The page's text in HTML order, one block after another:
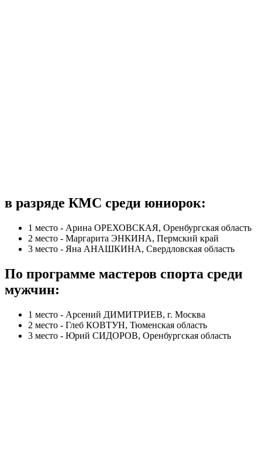
в разряде КМС среди юниорок:
1 место - Арина ОРЕХОВСКАЯ, Оренбургская область
2 место - Маргарита ЭНКИНА, Пермский край
3 место - Яна АНАШКИНА, Свердловская область
По программе мастеров спорта среди
мужчин:
1 место - Арсений ДИМИТРИЕВ, г. Москва
2 место - Глеб КОВТУН, Тюменская область
3 место - Юрий СИДОРОВ, Оренбургская область